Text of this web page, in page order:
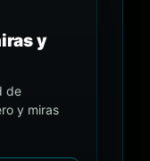
y
de
y miras